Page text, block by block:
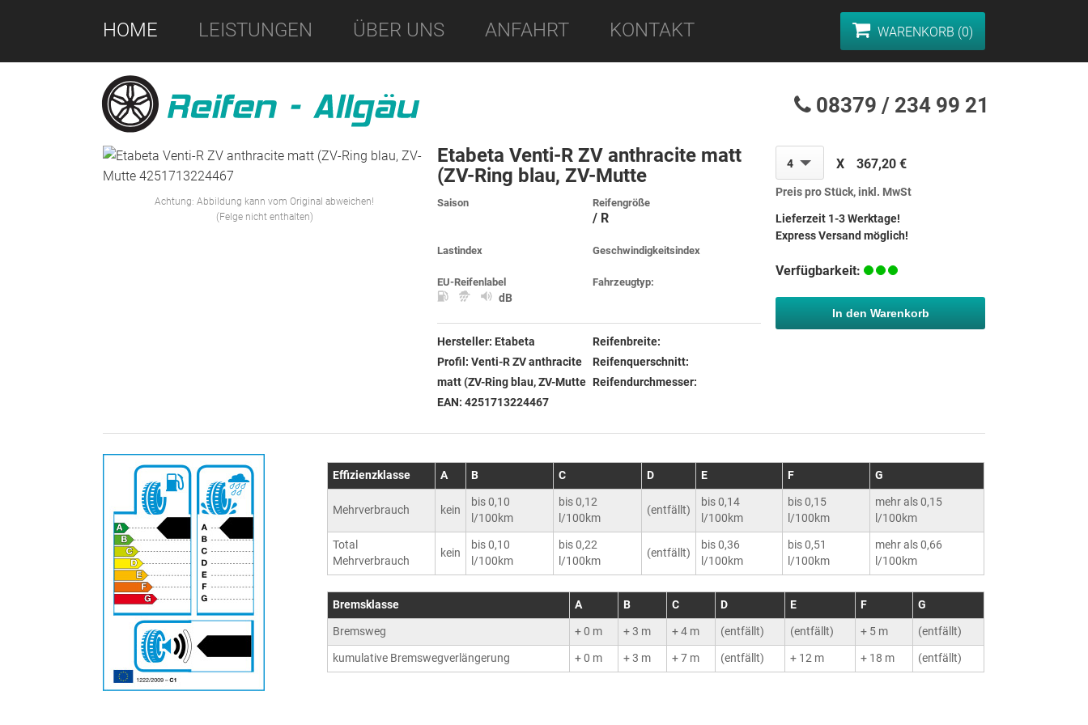
HOME LEISTUNGEN ÜBER UNS ANFAHRT KONTAKT WARENKORB (0)
08379 / 234 99 21
Achtung: Abbildung kann vom Original abweichen!
(Felge nicht enthalten)
Etabeta Venti-R ZV anthracite matt
(ZV-Ring blau, ZV-Mutte
Saison Reifengröße
/ R
Lastindex Geschwindigkeitsindex
EU-Reifenlabel
dB
Fahrzeugtyp:
Hersteller: Etabeta
Profil:Venti-R ZV anthracite
matt (ZV-Ring blau, ZV-Mutte
EAN:4251713224467
Reifenbreite:
Reifenquerschnitt:
Reifendurchmesser:
4 X 367,20 €
Preis pro Stück, inkl. MwSt
Lieferzeit 1-3 Werktage!
Express Versand möglich!
Verfügbarkeit:
In den Warenkorb
Effizienzklasse A B C D E F G
Mehrverbrauch kein
bis 0,10
l/100km
bis 0,12
l/100km
(entfällt)
bis 0,14
l/100km
bis 0,15
l/100km
mehr als 0,15
l/100km
Total
Mehrverbrauch
kein
bis 0,10
l/100km
bis 0,22
l/100km
(entfällt)
bis 0,36
l/100km
bis 0,51
l/100km
mehr als 0,66
l/100km
Bremsklasse A B C D E F
G
Bremsweg
+ 0 m + 3 m + 4 m (entfällt) (entfällt) + 5 m
(entfällt)
kumulative Bremswegverlängerung
+ 0 m + 3 m + 7 m (entfällt) + 12 m + 18 m (entfällt)